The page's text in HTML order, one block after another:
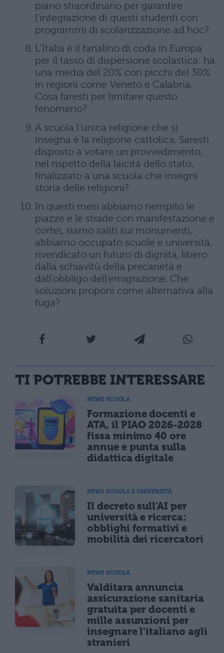
piano straordinario per garantire
l’integrazione di questi studenti con
programmi di scolarizzazione ad hoc?
L’Italia è il fanalino di coda in Europa
per il tasso di dispersione scolastica: ha
una media del 20% con picchi del 30%
in regioni come Veneto e Calabria.
Cosa faresti per limitare questo
fenomeno?
A scuola l’unica religione che si
insegna è la religione cattolica. Saresti
disposto a votare un provvedimento,
nel rispetto della laicità dello stato,
finalizzato a una scuola che insegni
storia delle religioni?
In questi mesi abbiamo riempito le
piazze e le strade con manifestazione e
cortei, siamo saliti sui monumenti,
abbiamo occupato scuole e università,
rivendicato un futuro di dignità, libero
dalla schiavitù della precarietà e
dall’obbligo dell’emigrazione. Che
soluzioni proponi come alternativa alla
fuga?
TI POTREBBE INTERESSARE
NEWS SCUOLA
Formazione docenti e
ATA, il PIAO 2026-2028
fissa minimo 40 ore
annue e punta sulla
didattica digitale
NEWS SCUOLA E UNIVERSITÀ
Il decreto sull'AI per
università e ricerca:
obblighi formativi e
mobilità dei ricercatori
NEWS SCUOLA
Valditara annuncia
assicurazione sanitaria
gratuita per docenti e
mille assunzioni per
insegnare l'italiano agli
stranieri